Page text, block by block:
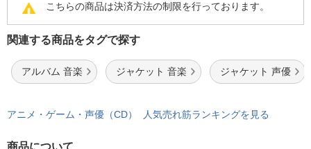
こちらの商品は決済方法の制限を行っております。
関連する商品をタグで探す
アルバム 音楽 ジャケット 音楽 ジャケット 声優
アニメ・ゲーム・声優（CD） 人気売れ筋ランキングを見る
商品について